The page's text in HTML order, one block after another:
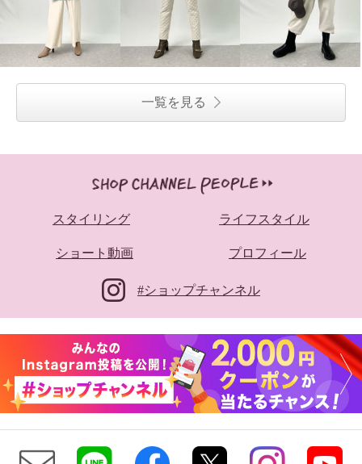
２１２キッチンストア 止まるボ
リューム袖 きれい見え 家事ラク
ラクブラウス
オフホワイト Ｍ
一覧を見る
スタイリング ライフスタイル
ショート動画 プロフィール
#ショップチャンネル